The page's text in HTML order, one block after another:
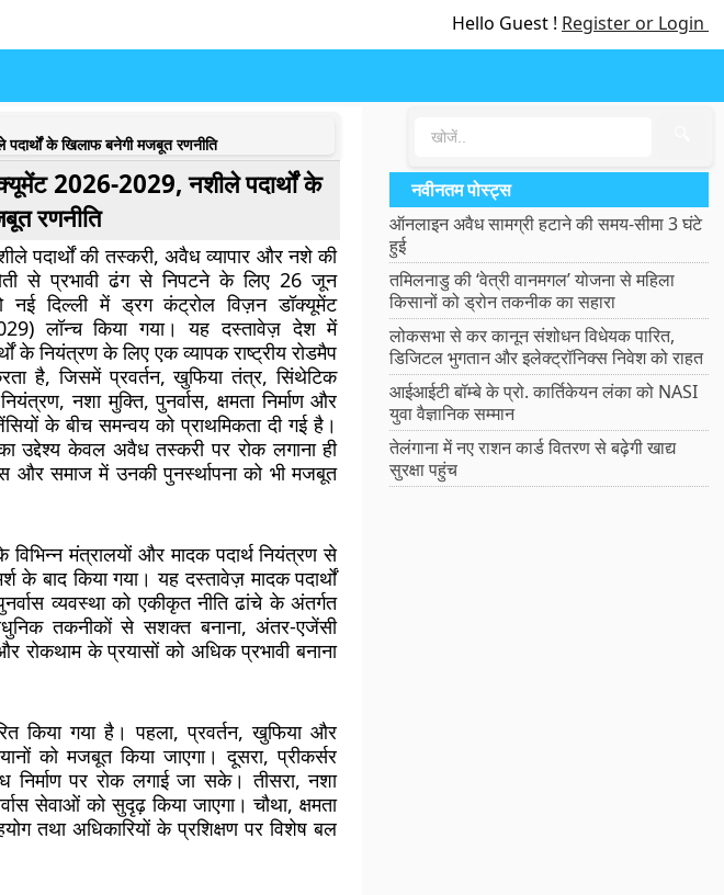
Hello Guest ! Register or Login
के खिलाफ बनेगी मजबूत रणनीति
2026-2029, नशीले पदार्थों के
रणनीति
पदार्थों की तस्करी, अवैध व्यापार और नशे की
से प्रभावी ढंग से निपटने के लिए 26 जून
नई दिल्ली मेंड्रग कंट्रोल विज़न डॉक्यूमेंट
लॉन्च किया गया। यह दस्तावेज़ देश में
के नियंत्रण के लिए एक व्यापक राष्ट्रीय रोडमैप
है, जिसमें प्रवर्तन, खुफिया तंत्र, सिंथेटिक
नशा मुक्ति, पुनर्वास, क्षमता निर्माण और
के बीच समन्वय को प्राथमिकता दी गई है।
उद्देश्य केवल अवैध तस्करी पर रोक लगाना ही
और समाज में उनकी पुनर्स्थापना को भी मजबूत
मंत्रालयों और मादक पदार्थ नियंत्रण से
के बाद किया गया। यह दस्तावेज़ मादक पदार्थों
व्यवस्था को एकीकृत नीति ढांचे के अंतर्गत
तकनीकों से सशक्त बनाना, अंतर-एजेंसी
के प्रयासों को अधिक प्रभावी बनाना
किया गया है। पहला,प्रवर्तन, खुफिया और
को मजबूत किया जाएगा। दूसरा,प्रीकर्सर
निर्माण पर रोक लगाई जा सके। तीसरा,नशा
सेवाओं को सुदृढ़ किया जाएगा। चौथा,क्षमता
तथा अधिकारियों के प्रशिक्षण पर विशेष बल
नवीनतम पोस्ट्स
ऑनलाइन अवैध सामग्री हटाने की समय-सीमा 3 घंटे
हुई
तमिलनाडु की ‘वेत्री वानमगल’ योजना से महिला
किसानों को ड्रोन तकनीक का सहारा
लोकसभा से कर कानून संशोधन विधेयक पारित,
डिजिटल भुगतान और इलेक्ट्रॉनिक्स निवेश को राहत
आईआईटी बॉम्बे के प्रो. कार्तिकेयन लंका को NASI
युवा वैज्ञानिक सम्मान
तेलंगाना में नए राशन कार्ड वितरण से बढ़ेगी खाद्य
सुरक्षा पहुंच